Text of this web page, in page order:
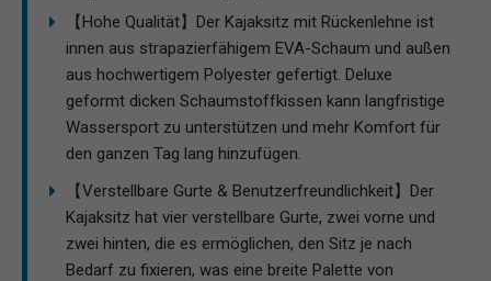
【Hohe Qualität】Der Kajaksitz mit Rückenlehne ist
innen aus strapazierfähigem EVA-Schaum und außen
aus hochwertigem Polyester gefertigt. Deluxe
geformt dicken Schaumstoffkissen kann langfristige
Wassersport zu unterstützen und mehr Komfort für
den ganzen Tag lang hinzufügen.
【Verstellbare Gurte & Benutzerfreundlichkeit】Der
Kajaksitz hat vier verstellbare Gurte, zwei vorne und
zwei hinten, die es ermöglichen, den Sitz je nach
Bedarf zu fixieren, was eine breite Palette von